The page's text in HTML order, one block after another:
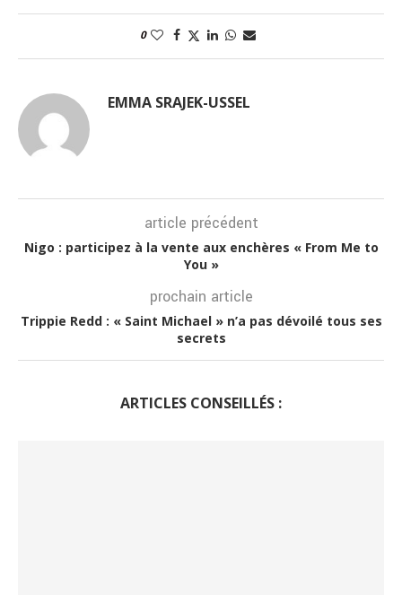
0
EMMA SRAJEK-USSEL
article précédent
Nigo : participez à la vente aux enchères « From Me to
You »
prochain article
Trippie Redd : « Saint Michael » n’a pas dévoilé tous ses
secrets
ARTICLES CONSEILLÉS :